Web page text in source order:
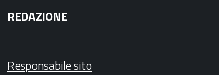
REDAZIONE
Responsabile sito